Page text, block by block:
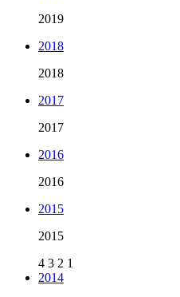
2019
2018
2018
2017
2017
2016
2016
2015
2015
4 3 2 1
2014